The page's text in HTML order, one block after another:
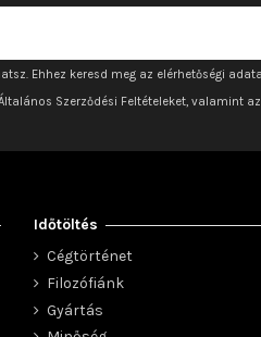
Ehhez keresd meg az elérhetőségi
Szerződési Feltételeket, valamint
Időtöltés
Cégtörténet
Filozófiánk
Gyártás